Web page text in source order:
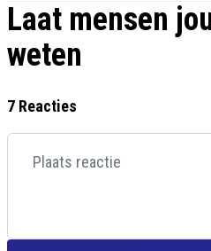
Laat mensen
weten
7 Reacties